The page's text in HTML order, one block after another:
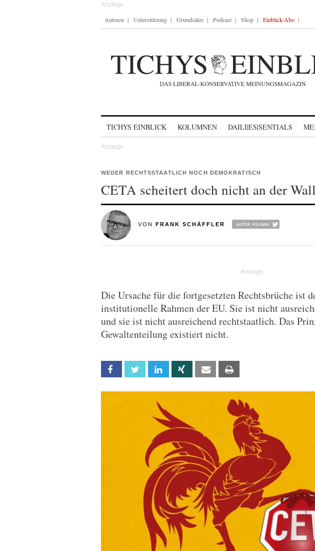
Autoren Unterstützung Grundsätze Podcast Shop Einblick-Abo
TICHYS EINBLICK KOLUMNEN DAILI|ES|SENTIALS
WEDER RECHTSSTAATLICH NOCH DEMOKRATISCH
CETA scheitert doch nicht an der
VON FRANK SCHÄFFLER
Die Ursache für die fortgesetzten Rechtsbrüche ist
institutionelle Rahmen der EU. Sie ist nicht
und sie ist nicht ausreichend rechtstaatlich. Das
Gewaltenteilung existiert nicht.
Facebook Twitter Linkedin Xing Email